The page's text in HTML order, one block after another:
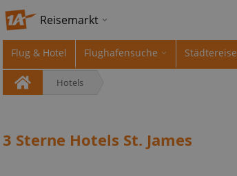
Reisemarkt
Flug & Hotel Flughafensuche Städtereise
Hotels
3 Sterne Hotels St. James